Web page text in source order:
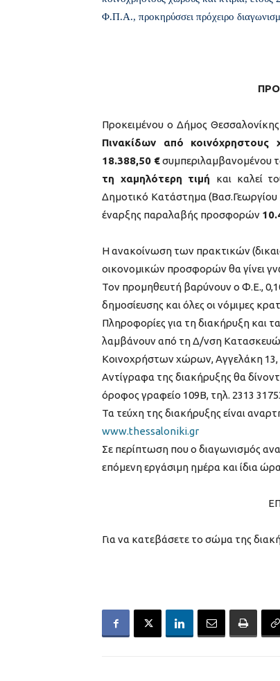
Φ.Π.Α., προκηρύσσει πρόχειρο
Προκειμένου ο Δήμος
Πινακίδων από κοινόχρηστους
18.388,50 €συμπεριλαμβανομένου
τη χαμηλότερη τιμή και καλεί
Δημοτικό Κατάστημα (Βασ.Γεωργίου
έναρξης παραλαβής προσφορών
Η ανακοίνωση των πρακτικών
οικονομικών προσφορών θα γίνει
Τον προμηθευτή βαρύνουν ο Φ.Ε.,
δημοσίευσης και όλες οι νόμιμες
Πληροφορίες για τη διακήρυξη και
λαμβάνουν από τη Δ/νση
Κοινοχρήστων χώρων, Αγγελάκη 13,
Αντίγραφα της διακήρυξης θα
όροφος γραφείο 109Β, τηλ. 2313
Τα τεύχη της διακήρυξης είναι
www.thessaloniki.gr
Σε περίπτωση που ο διαγωνισμός
επόμενη εργάσιμη ημέρα και ίδια
Για να κατεβάσετε το σώμα της